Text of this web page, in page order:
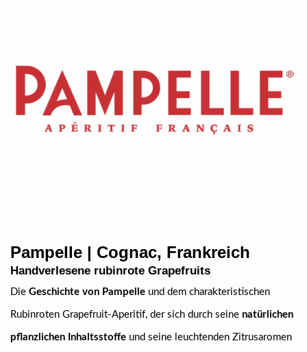
Pampelle | Cognac, Frankreich
Handverlesene rubinrote Grapefruits
Die Geschichte von Pampelle und dem charakteristischen
Rubinroten Grapefruit-Aperitif, der sich durch seine natürlichen
pflanzlichen Inhaltsstoffe und seine leuchtenden Zitrusaromen